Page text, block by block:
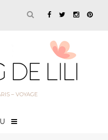
– VOYAGE